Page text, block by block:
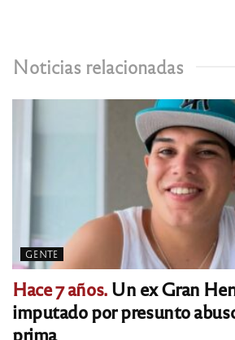
Noticias relacionadas
GENTE
Hace 7 años.Un ex Gran
imputado por presunto
prima